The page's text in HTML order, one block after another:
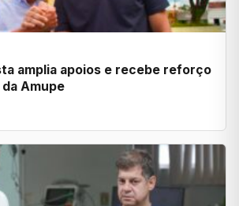
amplia apoios e recebe reforço
Amupe